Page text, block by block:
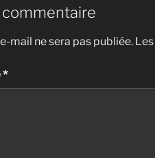
commentaire
mail ne sera pas publiée.
*